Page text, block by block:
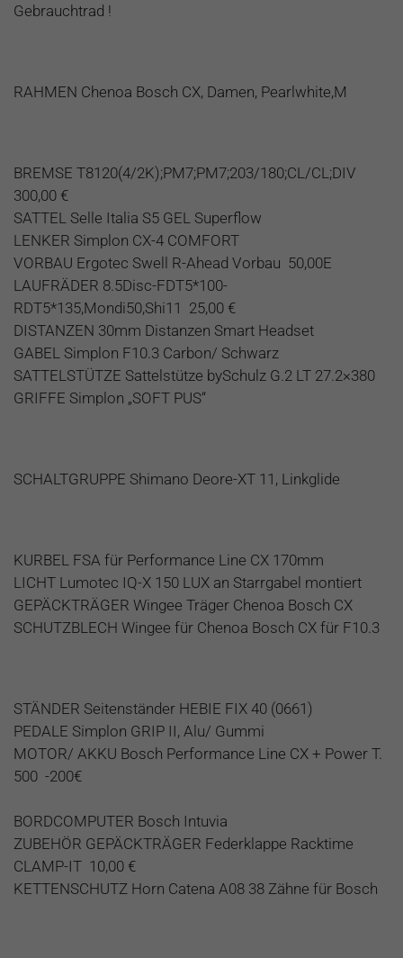
Gebrauchtrad !
RAHMEN Chenoa Bosch CX, Damen, Pearlwhite,M
BREMSE T8120(4/2K);PM7;PM7;203/180;CL/CL;DIV
300,00 €
SATTEL Selle Italia S5 GEL Superflow
LENKER Simplon CX-4 COMFORT
VORBAU Ergotec Swell R-Ahead Vorbau 50,00E
LAUFRÄDER 8.5Disc-FDT5*100-
RDT5*135,Mondi50,Shi11 25,00 €
DISTANZEN 30mm Distanzen Smart Headset
GABEL Simplon F10.3 Carbon/ Schwarz
SATTELSTÜTZE Sattelstütze bySchulz G.2 LT 27.2×380
GRIFFE Simplon „SOFT PUS“
SCHALTGRUPPE Shimano Deore-XT 11, Linkglide
KURBEL FSA für Performance Line CX 170mm
LICHT Lumotec IQ-X 150 LUX an Starrgabel montiert
GEPÄCKTRÄGER Wingee Träger Chenoa Bosch CX
SCHUTZBLECH Wingee für Chenoa Bosch CX für F10.3
STÄNDER Seitenständer HEBIE FIX 40 (0661)
PEDALE Simplon GRIP II, Alu/ Gummi
MOTOR/ AKKU Bosch Performance Line CX + Power T.
500 -200€
BORDCOMPUTER Bosch Intuvia
ZUBEHÖR GEPÄCKTRÄGER Federklappe Racktime
CLAMP-IT 10,00 €
KETTENSCHUTZ Horn Catena A08 38 Zähne für Bosch